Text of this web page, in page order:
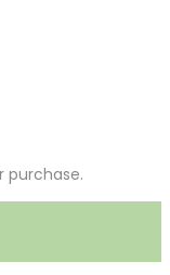
purchase.